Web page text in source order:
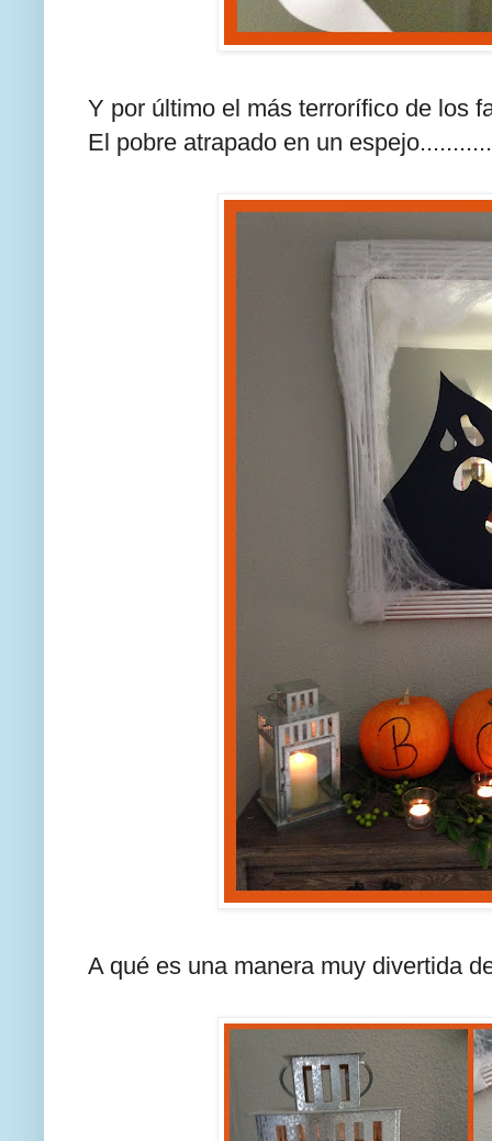
Y por último el más terrorífico de los
El pobre atrapado en un
A qué es una manera muy divertida